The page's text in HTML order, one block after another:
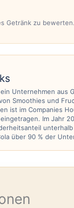
Getränk zu bewerten.
Unternehmen aus
Smoothies und
ist im Companies
Im Jahr
über 90 % der